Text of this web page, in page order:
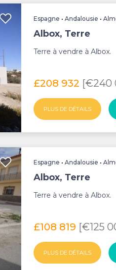
Espagne •Andalousie •
Albox, Terre
Terre à vendre à Albox.
£208 932 [€240
PLUS DE DÉTAILS
Espagne •Andalousie •
Albox, Terre
Terre à vendre à Albox.
£108 819 [€125
PLUS DE DÉTAILS